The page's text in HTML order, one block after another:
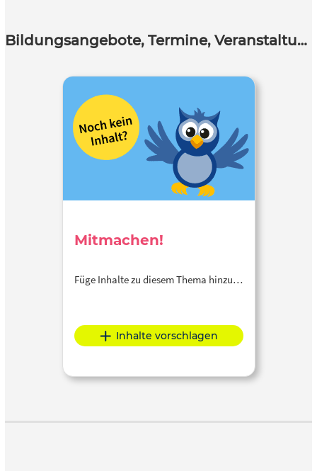
Bildungsangebote, Termine, Veranstaltungen
Mitmachen!
Füge Inhalte zu diesem Thema hinzu…
Inhalte vorschlagen